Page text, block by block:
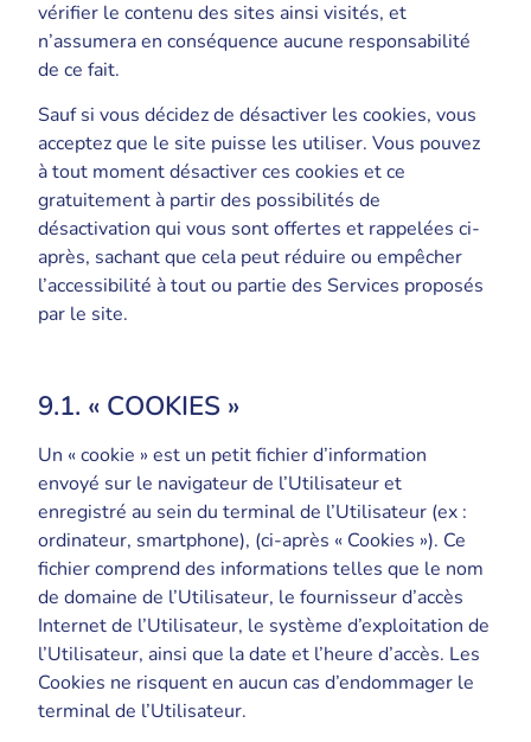
vérifier le contenu des sites ainsi visités, et
n’assumera en conséquence aucune responsabilité
de ce fait.
Sauf si vous décidez de désactiver les cookies, vous
acceptez que le site puisse les utiliser. Vous pouvez
à tout moment désactiver ces cookies et ce
gratuitement à partir des possibilités de
désactivation qui vous sont offertes et rappelées ci-
après, sachant que cela peut réduire ou empêcher
l’accessibilité à tout ou partie des Services proposés
par le site.
9.1. « COOKIES »
Un « cookie » est un petit fichier d’information
envoyé sur le navigateur de l’Utilisateur et
enregistré au sein du terminal de l’Utilisateur (ex :
ordinateur, smartphone), (ci-après « Cookies »). Ce
fichier comprend des informations telles que le nom
de domaine de l’Utilisateur, le fournisseur d’accès
Internet de l’Utilisateur, le système d’exploitation de
l’Utilisateur, ainsi que la date et l’heure d’accès. Les
Cookies ne risquent en aucun cas d’endommager le
terminal de l’Utilisateur.